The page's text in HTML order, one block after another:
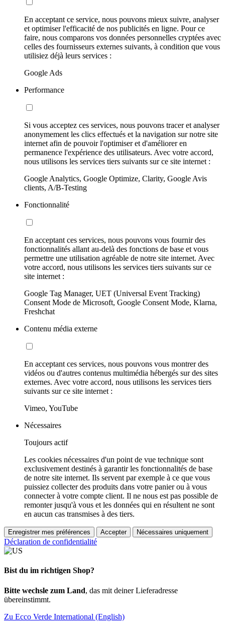
En acceptant ce service, nous pouvons mieux suivre, analyser
et optimiser l'efficacité de nos publicités en ligne. Pour ce
faire, nous comparons vos données personnelles cryptées avec
celles des fournisseurs externes suivants, à condition que vous
utilisiez déjà leurs services :
Google Ads
Performance
Si vous acceptez ces services, nous pouvons tracer et analyser
anonymement les clics effectués et la navigation sur notre site
internet afin de pouvoir l'optimiser et d'améliorer en
permanence l'expérience des utilisateurs. Avec votre accord,
nous utilisons les services tiers suivants sur ce site internet :
Google Analytics, Google Optimize, Clarity, Google Avis
clients, A/B-Testing
Fonctionnalité
En acceptant ces services, nous pouvons vous fournir des
fonctionnalités allant au-delà des fonctions de base et vous
permettre une utilisation agréable de notre site internet. Avec
votre accord, nous utilisons les services tiers suivants sur ce
site internet :
Google Tag Manager, UET (Universal Event Tracking)
Consent Mode de Microsoft, Google Consent Mode, Klarna,
Freshchat
Contenu média externe
En acceptant ces services, nous pouvons vous montrer des
vidéos ou d'autres contenus multimédia hébergés sur des sites
externes. Avec votre accord, nous utilisons les services tiers
suivants sur ce site internet :
Vimeo, YouTube
Nécessaires
Toujours actif
Les cookies nécessaires d'un point de vue technique sont
exclusivement destinés à garantir les fonctionnalités de base
de notre site internet. Ils servent par exemple à ce que vous
puissiez collecter des produits dans votre panier ou à vous
connecter à votre compte client. Il ne nous est pas possible de
remonter jusqu'à vous et les données qui en résultent ne sont
en aucun cas transmises à des tiers.
Enregistrer mes préférences Accepter Nécessaires uniquement
Déclaration de confidentialité
Bist du im richtigen Shop?
Bitte wechsle zum Land, das mit deiner Lieferadresse
übereinstimmt.
Zu Ecco Verde International (English)